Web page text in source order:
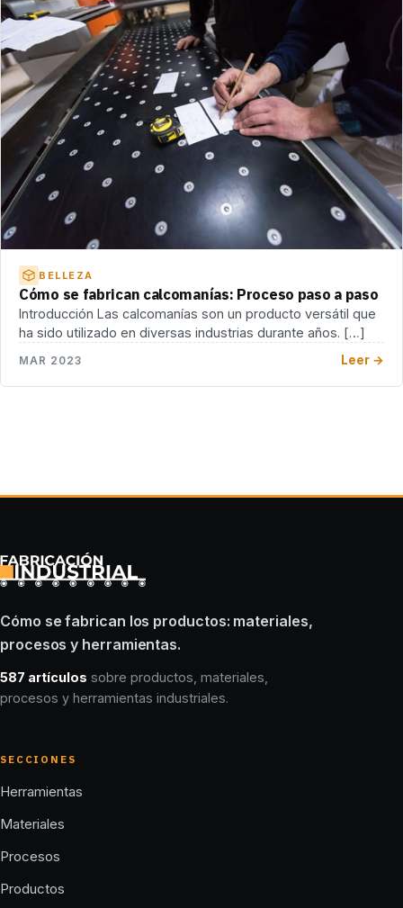
BELLEZA
Cómo se fabrican calcomanías: Proceso paso a paso
Introducción Las calcomanías son un producto versátil que
ha sido utilizado en diversas industrias durante años. […]
MAR 2023 Leer →
Cómo se fabrican los productos: materiales,
procesos y herramientas.
587 artículos sobre productos, materiales,
procesos y herramientas industriales.
SECCIONES
Herramientas
Materiales
Procesos
Productos